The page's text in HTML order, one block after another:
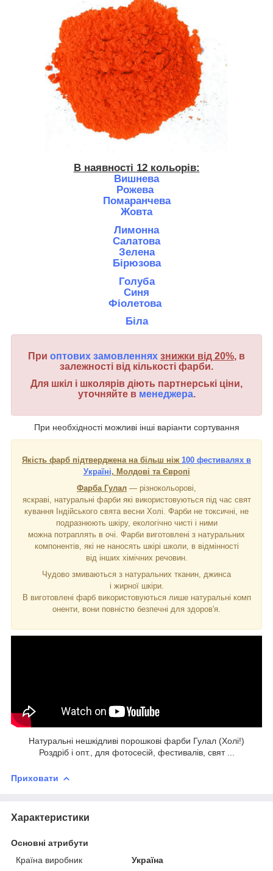
В наявності 12 кольорів:
Вишнева
Рожева
Помаранчева
Жовта
Лимонна
Салатова
Зелена
Бірюзова
Голуба
Синя
Фіолетова
Біла
При оптових замовленнях знижки від 20%, в
залежності від кількості фарби.
Для шкіл і школярів діють партнерські ціни,
уточняйте в менеджера.
При необхідності можливі інші варіанти сортування
Якість фарб підтверджена на більш ніж 100 фестивалях в
Україні, Молдові та Європі
Фарба Гулал ― різнокольорові,
яскраві, натуральні фарби які використовуються під час свят
кування Індійського свята весни Холі. Фарби не токсичні, не
подразнюють шкіру, екологічно чисті і ними
можна потраплять в очі. Фарби виготовлені з натуральних
компонентів, які не наносять шкірі школи, в відмінності
від інших хімічних речовин.
Чудово змиваються з натуральних тканин, джинса
і жирної шкіри.
В виготовлені фарб використовуються лише натуральні комп
оненти, вони повністю безпечні для здоров'я.
Натуральні нешкідливі порошкові фарби Гулал (Холі!)
Роздріб і опт., для фотосесій, фестивалів, свят ...
Приховати
Характеристики
Основні атрибути
Країна виробник
Україна